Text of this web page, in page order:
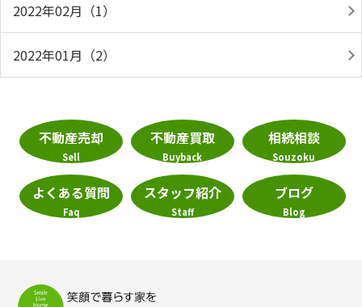
2022年02月（1）
2022年01月（2）
不動産売却
Sell
不動産買取
Buyback
相続相談
Souzoku
よくある質問
Faq
スタッフ紹介
Staff
ブログ
Blog